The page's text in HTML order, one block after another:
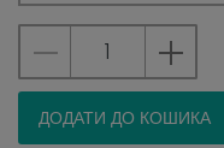
ДОДАТИ ДО КОШИКА